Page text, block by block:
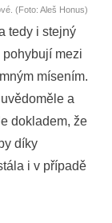
(Foto: Aleš Honus)
tedy i stejný
pohybují mezi
mísením.
a
dokladem, že
díky
i v případě